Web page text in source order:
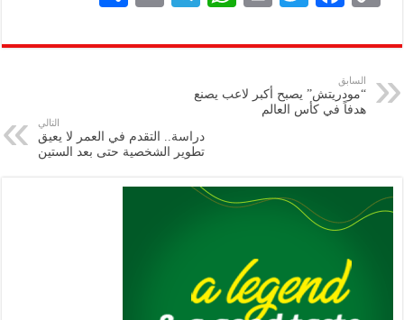
p
y
Li
eb
k
tt
er
nt
at
A
p
p
gr
ai
ar
السابق
“مودريتش” يصبح أكبر لاعب يصنع
هدفاً في كأس العالم
التالي
دراسة.. التقدم في العمر لا يعيق
تطوير الشخصية حتى بعد الستين